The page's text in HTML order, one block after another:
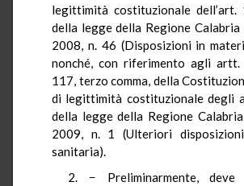
legittimità costituzionale dell’art.
della legge della Regione Calabria
2008, n. 46 (Disposizioni in
nonché, con riferimento agli
117, terzo comma, della
di legittimità costituzionale degli
della legge della Regione
2009, n. 1 (Ulteriori
sanitaria).
2. − Preliminarmente,